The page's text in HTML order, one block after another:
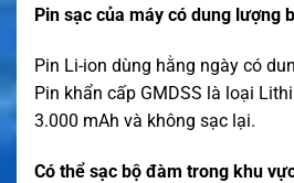
Pin sạc của máy có dung lượng
Pin Li-ion dùng hằng ngày có
Pin khẩn cấp GMDSS là loại
3.000 mAh và không sạc lại.
Có thể sạc bộ đàm trong khu